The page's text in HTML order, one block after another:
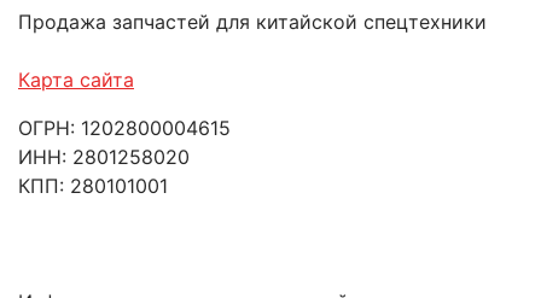
Продажа запчастей для китайской спецтехники
Карта сайта
ОГРН: 1202800004615
ИНН: 2801258020
КПП: 280101001